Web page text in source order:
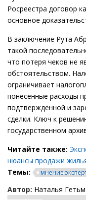
Росреестра договор
основное
В заключение Рута
такой
что потеря чеков не
обстоятельством.
ограничивает
понесенные расходы
подтвержденной и
сделки. Ключ к
государственном
Читайте также:
нюансы продажи
Темы:
мнение
Автор: Наталья